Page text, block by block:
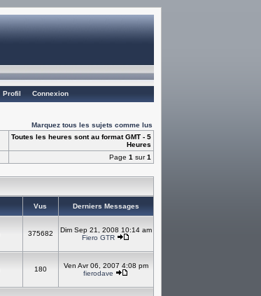
Profil Connexion
Marquez tous les sujets comme lus
Toutes les heures sont au format GMT - 5
Heures
Page 1 sur1
Vus Derniers Messages
375682
Dim Sep 21, 2008 10:14 am
Fiero GTR
180
Ven Avr 06, 2007 4:08 pm
fierodave